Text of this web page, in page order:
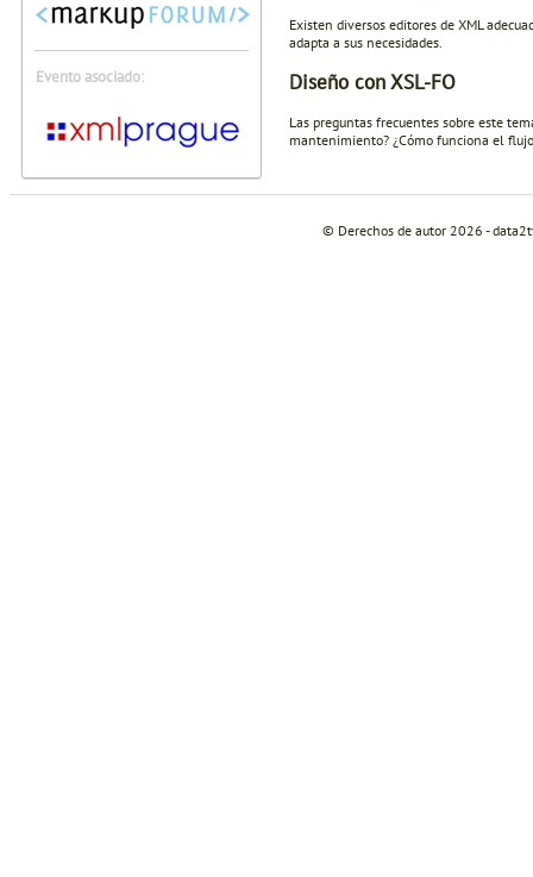
Evento asociado:
Existen diversos editores de XML
adapta a sus necesidades.
Diseño con XSL-FO
Las preguntas frecuentes sobre este
mantenimiento? ¿Cómo funciona el
© Derechos de autor 2026 -